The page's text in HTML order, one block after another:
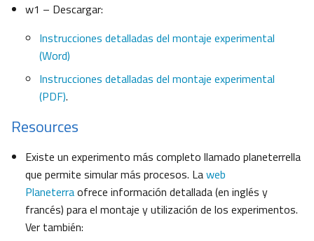
w1 – Descargar:
Instrucciones detalladas del montaje experimental
(Word)
Instrucciones detalladas del montaje experimental
(PDF).
Resources
Existe un experimento más completo llamado planeterrella
que permite simular más procesos. Laweb
Planeterraofrece información detallada (en inglés y
francés) para el montaje y utilización de los experimentos.
Ver también: